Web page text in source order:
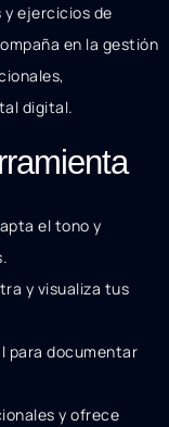
ejercicios de
en la gestión
digital.
el tono y
y visualiza tus
para documentar
y ofrece